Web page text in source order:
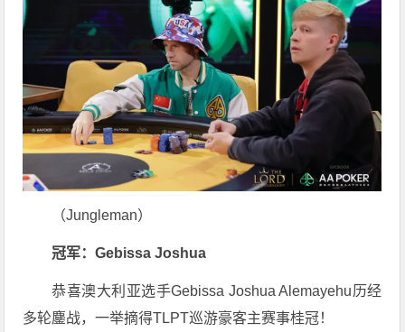
（Jungleman）
冠军：Gebissa Joshua
恭喜澳大利亚选手Gebissa Joshua Alemayehu历经
多轮鏖战，一举摘得TLPT巡游豪客主赛事桂冠！